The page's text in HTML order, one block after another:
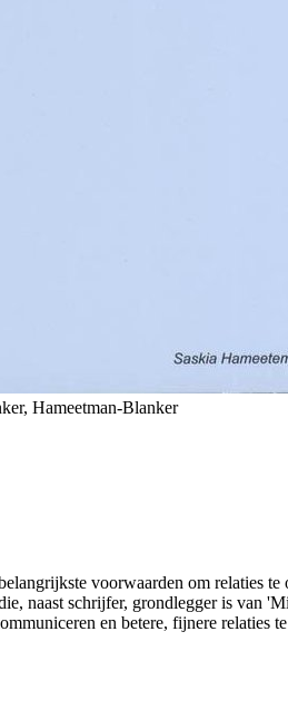
Hameetman-Blanker
voorwaarden om relaties
naast schrijfer, grondlegger is van
en betere, fijnere relaties